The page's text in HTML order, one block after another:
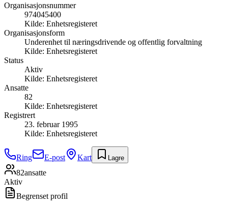
Organisasjonsnummer
974045400
Kilde: Enhetsregisteret
Organisasjonsform
Underenhet til næringsdrivende og offentlig forvaltning
Kilde: Enhetsregisteret
Status
Aktiv
Kilde: Enhetsregisteret
Ansatte
82
Kilde: Enhetsregisteret
Registrert
23. februar 1995
Kilde: Enhetsregisteret
Ring E-post Kart Lagre
82ansatte
Aktiv
Begrenset profil